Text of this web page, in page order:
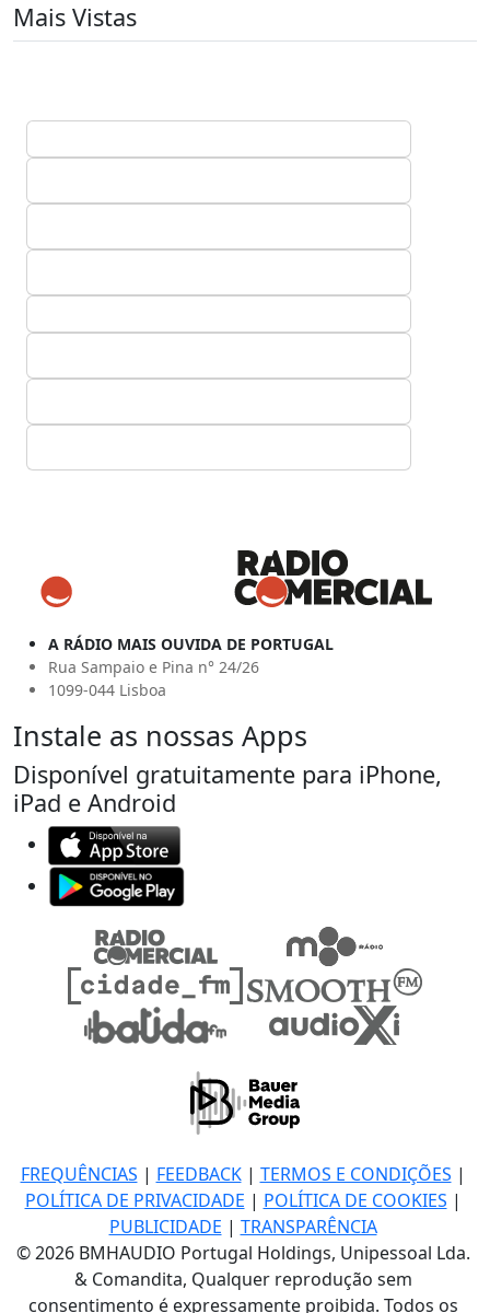
Mais Vistas
A RÁDIO MAIS OUVIDA DE PORTUGAL
Rua Sampaio e Pina n° 24/26
1099-044 Lisboa
Instale as nossas Apps
Disponível gratuitamente para iPhone,
iPad e Android
FREQUÊNCIAS | FEEDBACK| TERMOS E CONDIÇÕES |
POLÍTICA DE PRIVACIDADE | POLÍTICA DE COOKIES |
PUBLICIDADE | TRANSPARÊNCIA
© 2026 BMHAUDIO Portugal Holdings, Unipessoal Lda.
& Comandita, Qualquer reprodução sem
consentimento é expressamente proibida. Todos os